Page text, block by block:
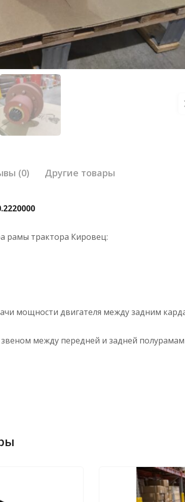
(0) Другие товары
рамы трактора Кировец:
мощности двигателя между задним
между передней и задней